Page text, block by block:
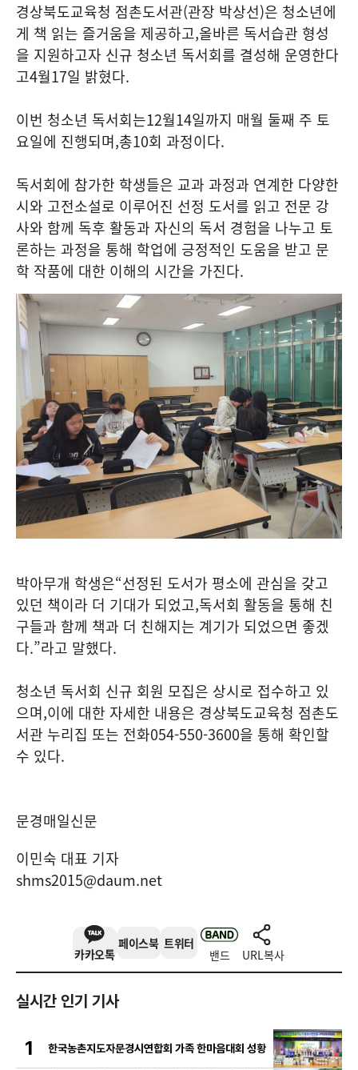
경상북도교육청 점촌도서관(관장 박상선)은 청소년에
게 책 읽는 즐거움을 제공하고,올바른 독서습관 형성
을 지원하고자 신규 청소년 독서회를 결성해 운영한다
고4월17일 밝혔다.
이번 청소년 독서회는12월14일까지 매월 둘째 주 토
요일에 진행되며,총10회 과정이다.
독서회에 참가한 학생들은 교과 과정과 연계한 다양한
시와 고전소설로 이루어진 선정 도서를 읽고 전문 강
사와 함께 독후 활동과 자신의 독서 경험을 나누고 토
론하는 과정을 통해 학업에 긍정적인 도움을 받고 문
학 작품에 대한 이해의 시간을 가진다.
박아무개 학생은“선정된 도서가 평소에 관심을 갖고
있던 책이라 더 기대가 되었고,독서회 활동을 통해 친
구들과 함께 책과 더 친해지는 계기가 되었으면 좋겠
다.”라고 말했다.
청소년 독서회 신규 회원 모집은 상시로 접수하고 있
으며,이에 대한 자세한 내용은 경상북도교육청 점촌도
서관 누리집 또는 전화054-550-3600을 통해 확인할
수 있다.
문경매일신문
이민숙 대표 기자
shms2015@daum.net
카카오톡
페이스북 트위터
밴드 URL복사
실시간 인기 기사
1 한국농촌지도자문경시연합회 가족 한마음대회 성황